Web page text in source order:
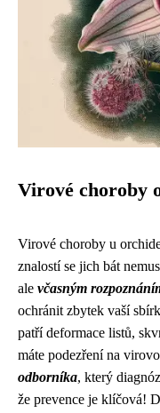
Virové choroby
Virové choroby u
znalostí se jich bát
ale včasným
ochránit zbytek vaší
patří deformace listů,
máte podezření na
odborníka, který
že prevence je klíčová!